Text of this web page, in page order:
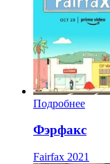
Подробнее
Фэрфакс
Fairfax 2021